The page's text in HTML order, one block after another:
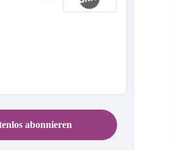
abonnieren